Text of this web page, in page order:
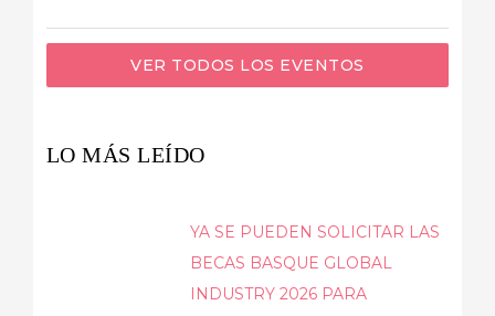
VER TODOS LOS EVENTOS
LO MÁS LEÍDO
YA SE PUEDEN SOLICITAR LAS
BECAS BASQUE GLOBAL
INDUSTRY 2026 PARA